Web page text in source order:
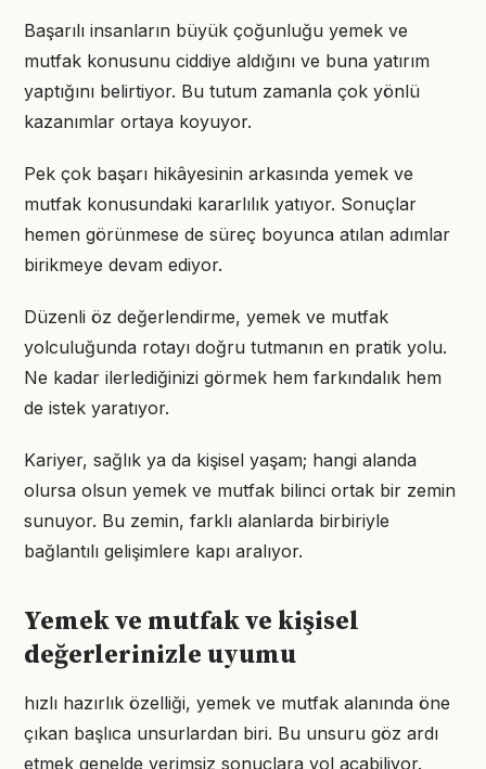
Başarılı insanların büyük çoğunluğu yemek ve
mutfak konusunu ciddiye aldığını ve buna yatırım
yaptığını belirtiyor. Bu tutum zamanla çok yönlü
kazanımlar ortaya koyuyor.
Pek çok başarı hikâyesinin arkasında yemek ve
mutfak konusundaki kararlılık yatıyor. Sonuçlar
hemen görünmese de süreç boyunca atılan adımlar
birikmeye devam ediyor.
Düzenli öz değerlendirme, yemek ve mutfak
yolculuğunda rotayı doğru tutmanın en pratik yolu.
Ne kadar ilerlediğinizi görmek hem farkındalık hem
de istek yaratıyor.
Kariyer, sağlık ya da kişisel yaşam; hangi alanda
olursa olsun yemek ve mutfak bilinci ortak bir zemin
sunuyor. Bu zemin, farklı alanlarda birbiriyle
bağlantılı gelişimlere kapı aralıyor.
Yemek ve mutfak ve kişisel
değerlerinizle uyumu
hızlı hazırlık özelliği, yemek ve mutfak alanında öne
çıkan başlıca unsurlardan biri. Bu unsuru göz ardı
etmek genelde verimsiz sonuçlara yol açabiliyor.